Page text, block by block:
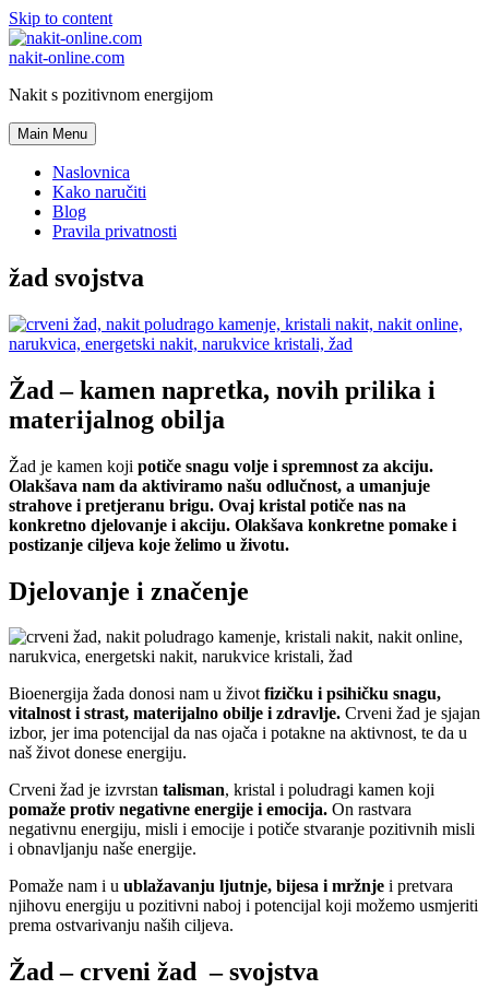
Skip to content
nakit-online.com
Nakit s pozitivnom energijom
Main Menu
Naslovnica
Kako naručiti
Blog
Pravila privatnosti
žad svojstva
Žad – kamen napretka, novih prilika i
materijalnog obilja
Žad je kamen koji potiče snagu volje i spremnost za akciju.
Olakšava nam da aktiviramo našu odlučnost, a umanjuje
strahove i pretjeranu brigu. Ovaj kristal potiče nas na
konkretno djelovanje i akciju. Olakšava konkretne pomake i
postizanje ciljeva koje želimo u životu.
Djelovanje i značenje
Bioenergija žada donosi nam u životfizičku i psihičku snagu,
vitalnost i strast, materijalno obilje i zdravlje. Crveni žad je sjajan
izbor, jer ima potencijal da nas ojača i potakne na aktivnost, te da u
naš život donese energiju.
Crveni žad je izvrstan talisman, kristal i poludragi kamen koji
pomaže protiv negativne energije i emocija. On rastvara
negativnu energiju, misli i emocije i potiče stvaranje pozitivnih misli
i obnavljanju naše energije.
Pomaže nam i u ublažavanju ljutnje, bijesa i mržnje i pretvara
njihovu energiju u pozitivni naboj i potencijal koji možemo usmjeriti
prema ostvarivanju naših ciljeva.
Žad – crveni žad – svojstva